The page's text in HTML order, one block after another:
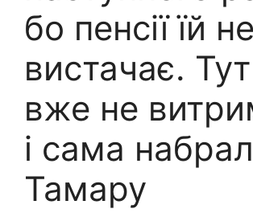
бо пенсії їй не
вистачає.
вже не
і сама
Тамару